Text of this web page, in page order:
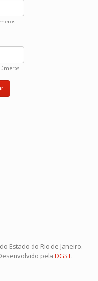
Estado do Rio de Janeiro.
pela DGST.